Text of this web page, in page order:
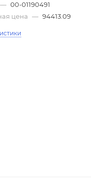
— 00-01190491
цена — 94413.09